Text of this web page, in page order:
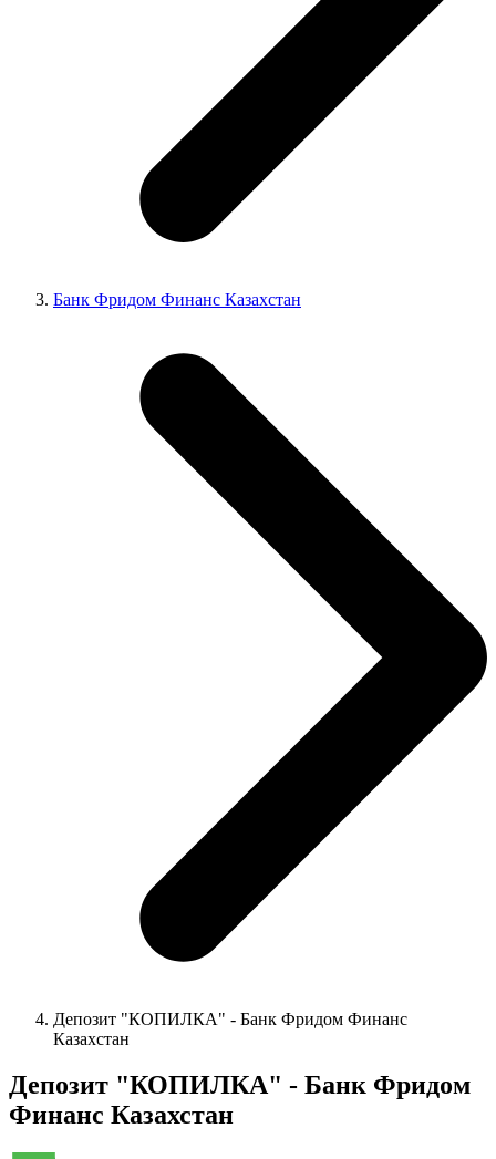
Банк Фридом Финанс Казахстан
Депозит "КОПИЛКА" - Банк Фридом Финанс
Казахстан
Депозит "КОПИЛКА" - Банк Фридом
Финанс Казахстан